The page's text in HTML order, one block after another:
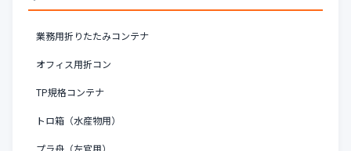
業務用折りたたみコンテナ
オフィス用折コン
TP規格コンテナ
トロ箱（水産物用）
プラ舟（左官用）